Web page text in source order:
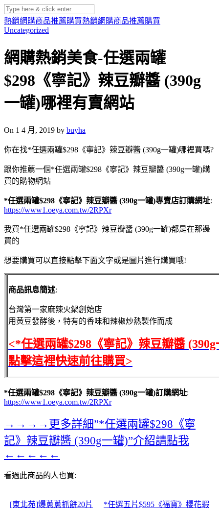
熱銷網購商品推薦購買熱銷網購商品推薦購買
Uncategorized
網購熱銷美食-任選兩罐
$298《寧記》辣豆瓣醬 (390g
一罐)哪裡有賣網站
On 1 4 月, 2019 by buyha
你在找*任選兩罐$298《寧記》辣豆瓣醬 (390g一罐)哪裡買嗎?
跟你推薦一個*任選兩罐$298《寧記》辣豆瓣醬 (390g一罐)購
買的購物網站
*任選兩罐$298《寧記》辣豆瓣醬 (390g一罐)專賣店訂購網址:
https://www1.oeya.com.tw/2RPXr
我買*任選兩罐$298《寧記》辣豆瓣醬 (390g一罐)都是在那邊
買的
想要購買可以直接點擊下面文字或是圖片進行購買哦!
商品訊息簡述:
台灣第一家麻辣火鍋創始店
用黃豆發酵後，特有的香味和辣椒炒熱製作而成
<*任選兩罐$298《寧記》辣豆瓣醬 (390g
點擊這裡快速前往購買>
*任選兩罐$298《寧記》辣豆瓣醬 (390g一罐)訂購網址:
https://www1.oeya.com.tw/2RPXr
→→→→更多詳細”*任選兩罐$298《寧
記》辣豆瓣醬 (390g一罐)”介紹請點我
←←←←←
看過此商品的人也買:
[東北苑]爆蔥蔥抓餅20片
*任選五片$595《福寶》櫻花蝦